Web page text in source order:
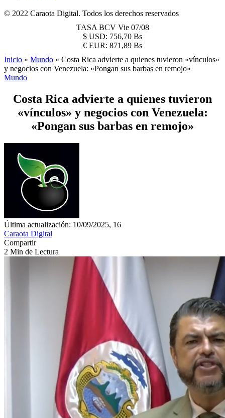
© 2022 Caraota Digital. Todos los derechos reservados
TASA BCV Vie 07/08
$ USD: 756,70 Bs
€ EUR: 871,89 Bs
Inicio » Mundo » Costa Rica advierte a quienes tuvieron «vínculos»
y negocios con Venezuela: «Pongan sus barbas en remojo»
Mundo
Costa Rica advierte a quienes tuvieron
«vínculos» y negocios con Venezuela:
«Pongan sus barbas en remojo»
Última actualización: 10/09/2025, 16
Caraota Digital
Compartir
2 Min de Lectura